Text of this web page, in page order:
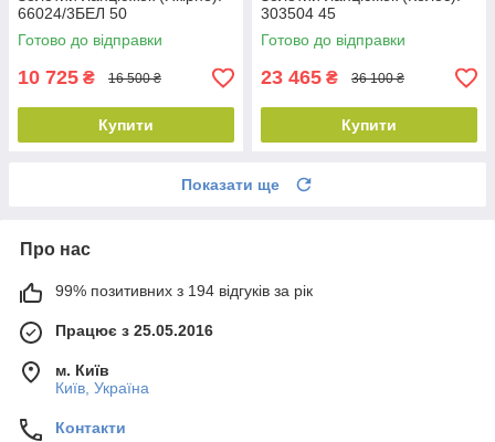
66024/3БЕЛ 50
Готово до відправки
10 725 ₴ 16 500 ₴
Купити
303504 45
Готово до відправки
23 465 ₴ 36 100 ₴
Купити
Показати ще
Про нас
99% позитивних з 194 відгуків за рік
Працює з 25.05.2016
м. Київ
Київ, Україна
Контакти